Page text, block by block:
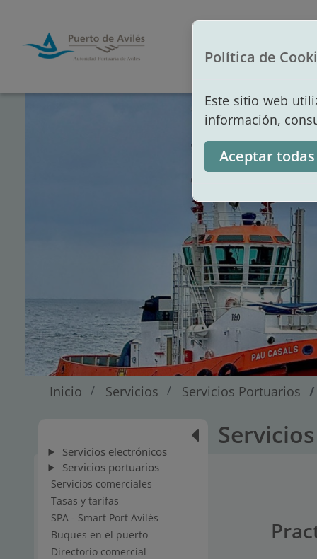
Política de
Este sitio web
información,
Aceptar todas
Inicio Servicios Servicios Portuarios
Servicios electrónicos
Servicios portuarios
Servicios comerciales
Tasas y tarifas
SPA - Smart Port Avilés
Buques en el puerto
Directorio comercial